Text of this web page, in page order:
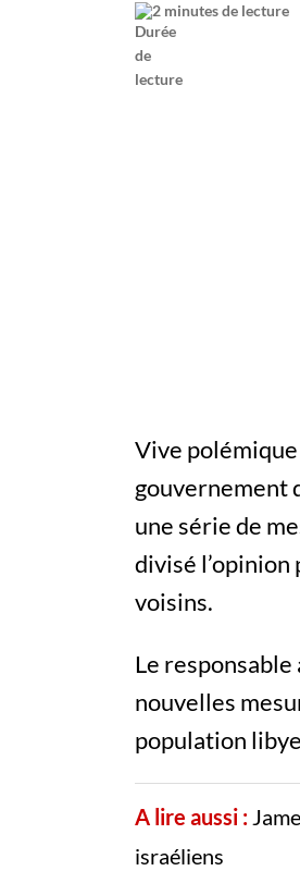
2 minutes de lecture
Vive
gouvernement
une série de
divisé l’opinion
voisins.
Le responsable
nouvelles
population
A lire aussi :
israéliens